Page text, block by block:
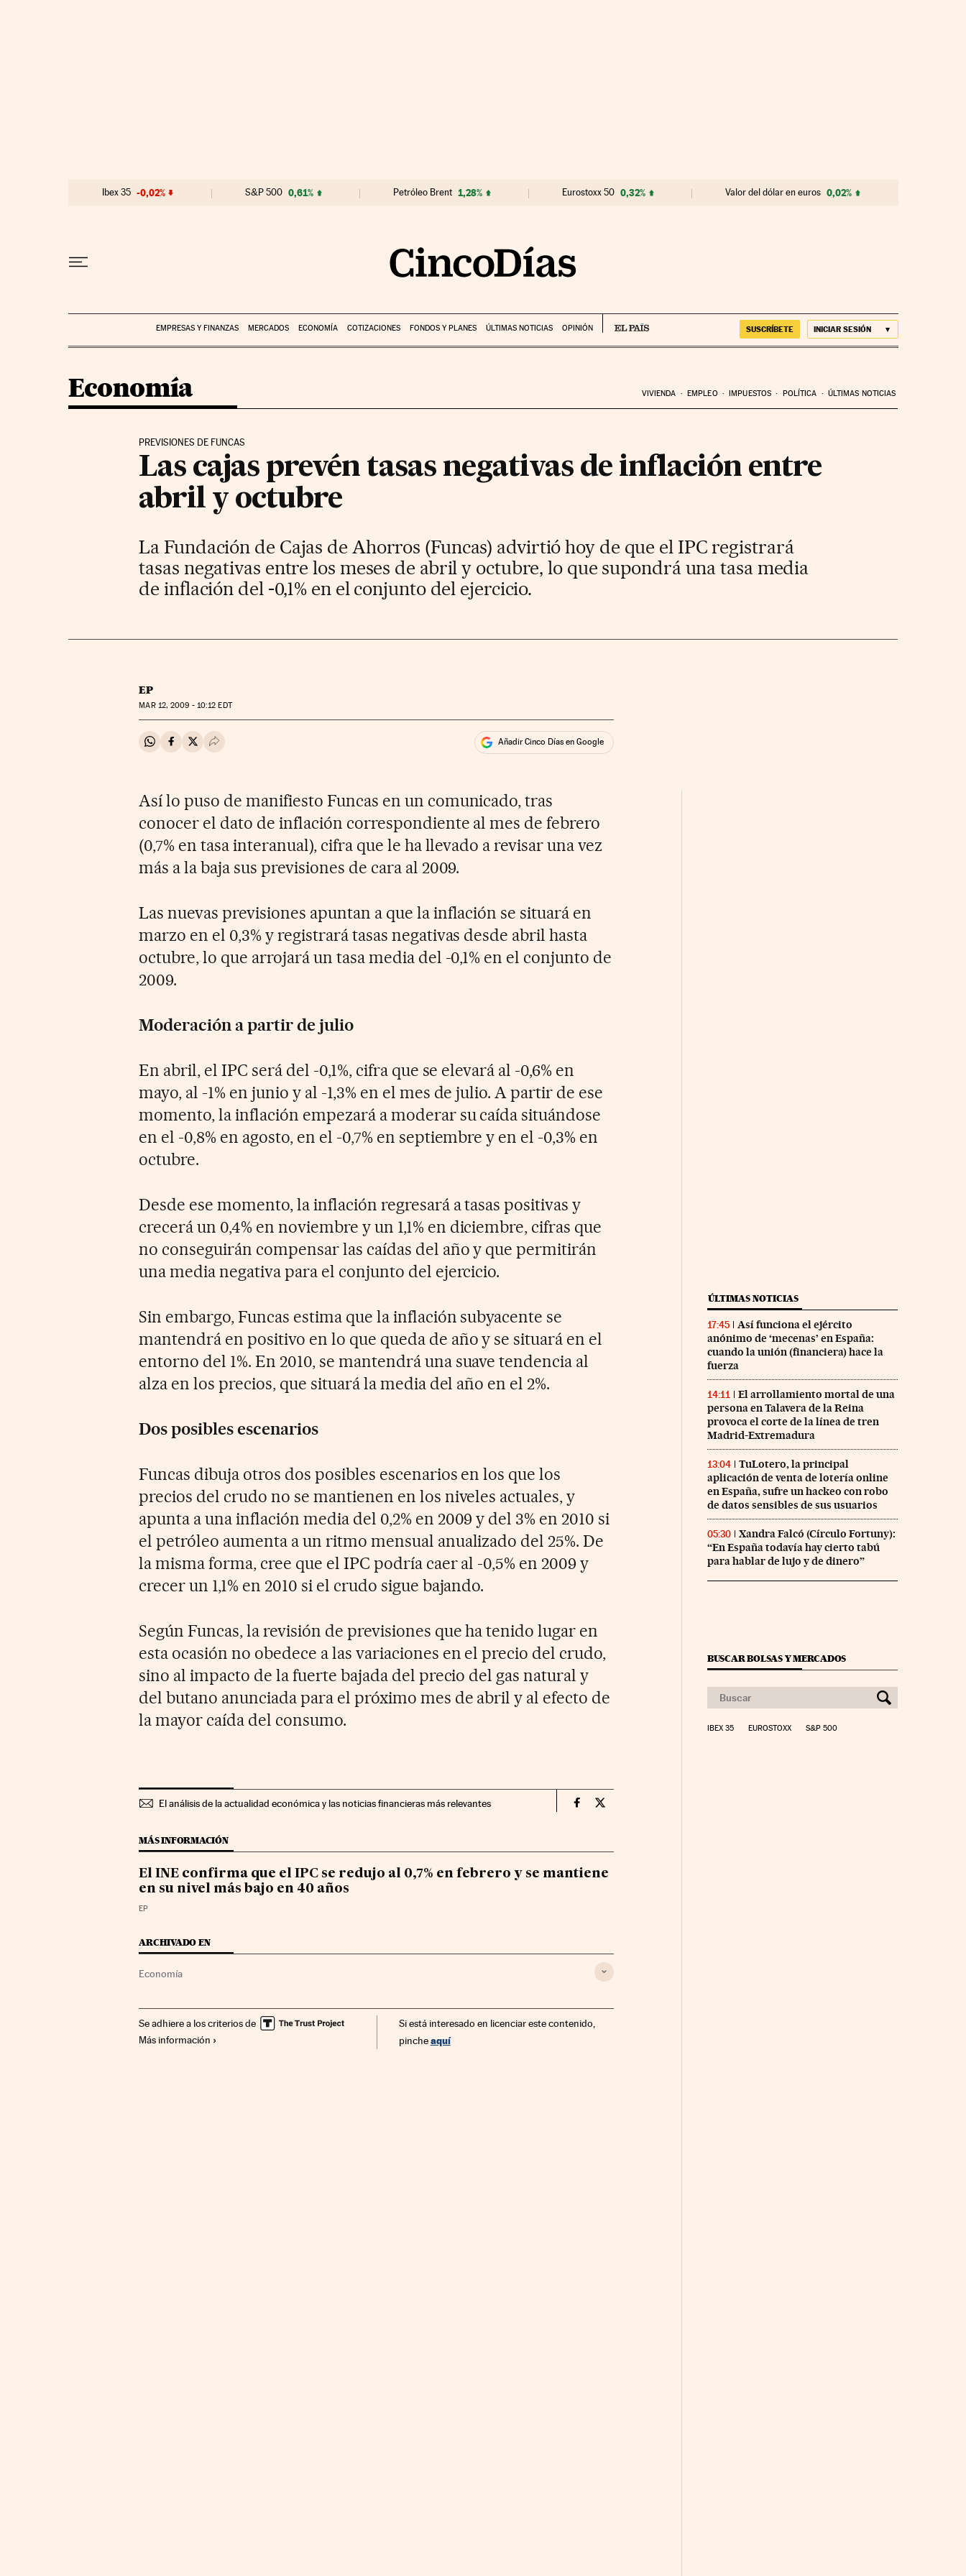
Ibex 35 -0,02% S&P 500 0,61% Petróleo Brent 1,28% Eurostoxx 50 0,32% Valor del dólar en euros 0,02%
EMPRESAS Y FINANZAS MERCADOS ECONOMÍA COTIZACIONES FONDOS Y PLANES ÚLTIMAS NOTICIAS OPINIÓN SUSCRÍBETE INICIAR SESIÓN
Economía VIVIENDA EMPLEO IMPUESTOS POLÍTICA ÚLTIMAS NOTICIAS
PREVISIONES DE FUNCAS
Las cajas prevén tasas negativas de inflación entre
abril y octubre
La Fundación de Cajas de Ahorros (Funcas) advirtió hoy de que el IPC registrará
tasas negativas entre los meses de abril y octubre, lo que supondrá una tasa media
de inflación del -0,1% en el conjunto del ejercicio.
EP
MAR12, 2009 - 10:12 EDT
Compartir en Whatsapp
Compartir en Facebook
Compartir en Twitter
Desplegar Redes Sociales Añadir Cinco Días en Google
Así lo puso de manifiesto Funcas en un comunicado, tras
conocer el dato de inflación correspondiente al mes de febrero
(0,7% en tasa interanual), cifra que le ha llevado a revisar una vez
más a la baja sus previsiones de cara al 2009.
Las nuevas previsiones apuntan a que la inflación se situará en
marzo en el 0,3% y registrará tasas negativas desde abril hasta
octubre, lo que arrojará un tasa media del -0,1% en el conjunto de
2009.
Moderación a partir de julio
En abril, el IPC será del -0,1%, cifra que se elevará al -0,6% en
mayo, al -1% en junio y al -1,3% en el mes de julio. A partir de ese
momento, la inflación empezará a moderar su caída situándose
en el -0,8% en agosto, en el -0,7% en septiembre y en el -0,3% en
octubre.
Desde ese momento, la inflación regresará a tasas positivas y
crecerá un 0,4% en noviembre y un 1,1% en diciembre, cifras que
no conseguirán compensar las caídas del año y que permitirán
una media negativa para el conjunto del ejercicio.
Sin embargo, Funcas estima que la inflación subyacente se
mantendrá en positivo en lo que queda de año y se situará en el
entorno del 1%. En 2010, se mantendrá una suave tendencia al
alza en los precios, que situará la media del año en el 2%.
Dos posibles escenarios
Funcas dibuja otros dos posibles escenarios en los que los
precios del crudo no se mantienen en los niveles actuales, y
apunta a una inflación media del 0,2% en 2009 y del 3% en 2010 si
el petróleo aumenta a un ritmo mensual anualizado del 25%. De
la misma forma, cree que el IPC podría caer al -0,5% en 2009 y
crecer un 1,1% en 2010 si el crudo sigue bajando.
Según Funcas, la revisión de previsiones que ha tenido lugar en
esta ocasión no obedece a las variaciones en el precio del crudo,
sino al impacto de la fuerte bajada del precio del gas natural y
del butano anunciada para el próximo mes de abril y al efecto de
la mayor caída del consumo.
El análisis de la actualidad económica y las noticias financieras más relevantes Economia Cinco Días en Facebook
Economia Cinco Días en Twitter
MÁS INFORMACIÓN
El INE confirma que el IPC se redujo al 0,7% en febrero y se mantiene
en su nivel más bajo en 40 años
EP
ARCHIVADO EN
Economía
Se adhiere a los criterios de
Más información
Si está interesado en licenciar este contenido,
pincheaquí
ÚLTIMAS NOTICIAS
17:45
Así funciona el ejército
anónimo de ‘mecenas’ en España:
cuando la unión (financiera) hace la
fuerza
14:11
El arrollamiento mortal de una
persona en Talavera de la Reina
provoca el corte de la línea de tren
Madrid-Extremadura
13:04
TuLotero, la principal
aplicación de venta de lotería online
en España, sufre un hackeo con robo
de datos sensibles de sus usuarios
05:30
Xandra Falcó (Círculo Fortuny):
“En España todavía hay cierto tabú
para hablar de lujo y de dinero”
BUSCAR BOLSAS Y MERCADOS
IBEX 35 EUROSTOXX S&P 500